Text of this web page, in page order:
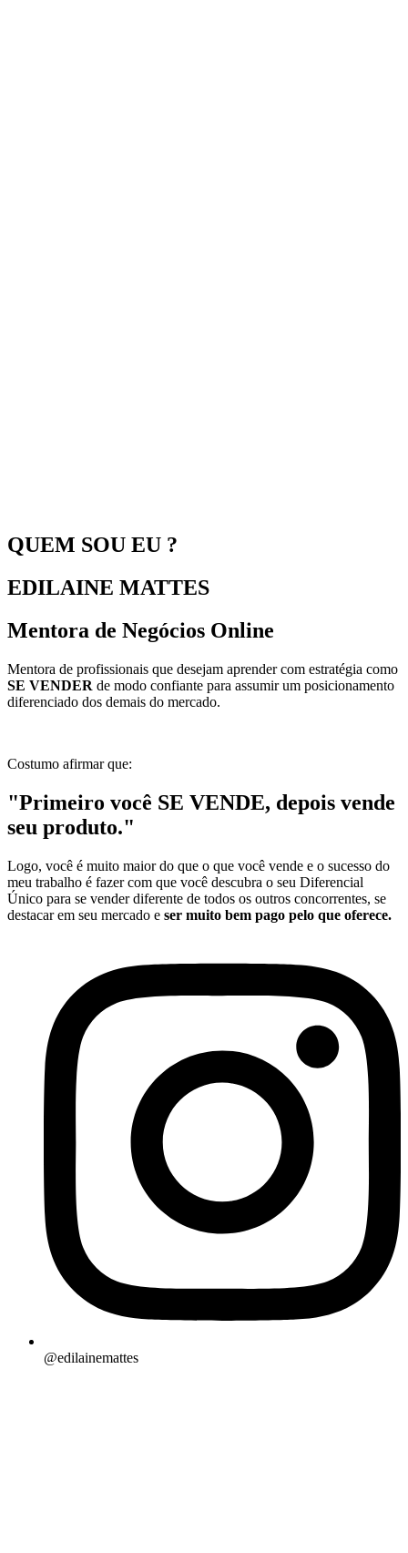
QUEM SOU EU ?
EDILAINE MATTES
Mentora de Negócios Online
Mentora de profissionais que desejam aprender com estratégia como
SE VENDER de modo confiante para assumir um posicionamento
diferenciado dos demais do mercado.
Costumo afirmar que:
"Primeiro você SE VENDE, depois vende
seu produto."
Logo, você é muito maior do que o que você vende e o sucesso do
meu trabalho é fazer com que você descubra o seu Diferencial
Único para se vender diferente de todos os outros concorrentes, se
destacar em seu mercado e ser muito bem pago pelo que oferece.
@edilainemattes